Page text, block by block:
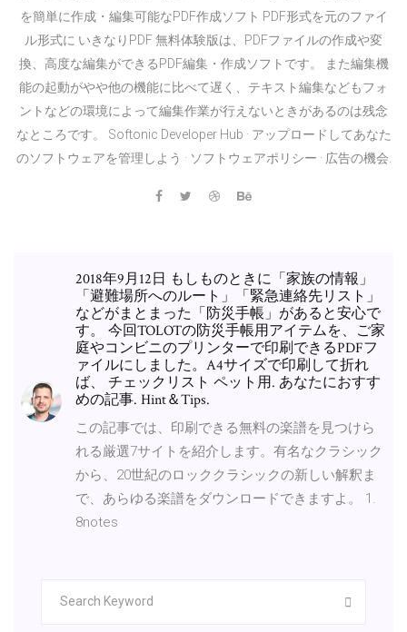
を簡単に作成・編集可能なPDF作成ソフト PDF形式を元のファイ
ル形式に いきなりPDF 無料体験版は、PDFファイルの作成や変
換、高度な編集ができるPDF編集・作成ソフトです。 また編集機
能の起動がやや他の機能に比べて遅く、テキスト編集などもフォ
ントなどの環境によって編集作業が行えないときがあるのは残念
なところです。 Softonic Developer Hub · アップロードしてあなた
のソフトウェアを管理しよう · ソフトウェアポリシー · 広告の機会.
2018年9月12日 もしものときに「家族の情報」
「避難場所へのルート」「緊急連絡先リスト」
などがまとまった「防災手帳」があると安心で
す。 今回TOLOTの防災手帳用アイテムを、ご家
庭やコンビニのプリンターで印刷できるPDFフ
ァイルにしました。A4サイズで印刷して折れ
ば、 チェックリスト ペット用. あなたにおすす
めの記事. Hint＆Tips.
この記事では、印刷できる無料の楽譜を見つけら
れる厳選7サイトを紹介します。有名なクラシック
から、20世紀のロッククラシックの新しい解釈ま
で、あらゆる楽譜をダウンロードできますよ。 1.
8notes